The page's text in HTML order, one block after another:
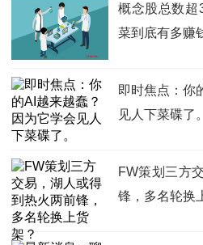
概念股总数超
菜到底有多赚
即时焦点：你
见人下菜碟了。
FW策划三方
锋，多名轮换